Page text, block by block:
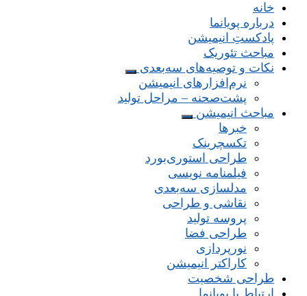
خانه
درباره پویانما
پادکستِ انیمیشن
مباحث تئوریک
نکات و توصیه‌های‌ سه‌بعدی
نرم‌افزارهای انیمیشن
پشت‌صحنه – مراحل تولید
مباحث انیمیشن
خبرها
تکسچرینک
طراحی استوری‌بورد
فیلمنامه نویسی
مدلسازی سه‌بعدی
نقاشی و طراحی
پروسه تولید
طراحی فضا
نورپردازی
کاراکتر انیمیشن
طراحی شخصیت